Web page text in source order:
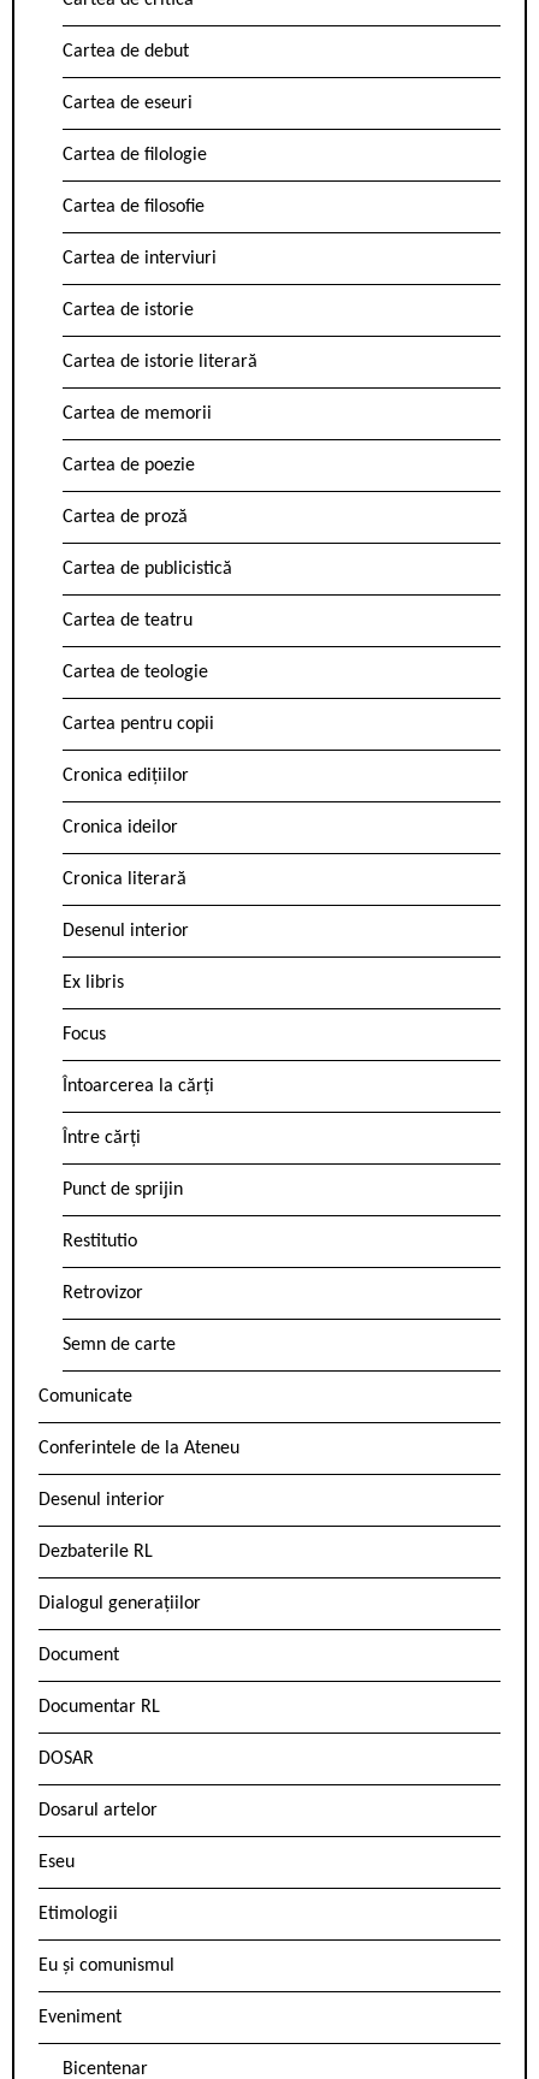
Cartea de debut
Cartea de eseuri
Cartea de filologie
Cartea de filosofie
Cartea de interviuri
Cartea de istorie
Cartea de istorie literară
Cartea de memorii
Cartea de poezie
Cartea de proză
Cartea de publicistică
Cartea de teatru
Cartea de teologie
Cartea pentru copii
Cronica edițiilor
Cronica ideilor
Cronica literară
Desenul interior
Ex libris
Focus
Întoarcerea la cărți
Între cărți
Punct de sprijin
Restitutio
Retrovizor
Semn de carte
Comunicate
Conferintele de la Ateneu
Desenul interior
Dezbaterile RL
Dialogul generațiilor
Document
Documentar RL
DOSAR
Dosarul artelor
Eseu
Etimologii
Eu și comunismul
Eveniment
Bicentenar